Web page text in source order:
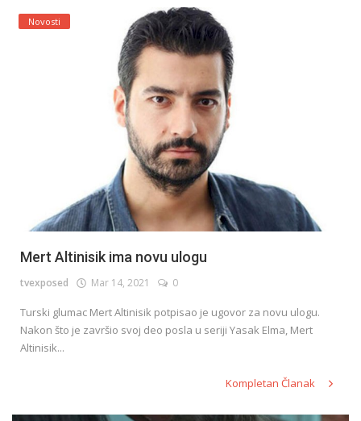
Novosti
Mert Altinisik ima novu ulogu
tvexposed Mar 14, 2021 0
Turski glumac Mert Altinisik potpisao je ugovor za novu ulogu.
Nakon što je završio svoj deo posla u seriji Yasak Elma, Mert
Altinisik...
Kompletan Članak